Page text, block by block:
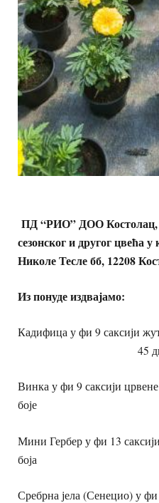
ПД “РИО” ДОО Костолац,
сезонског и другог цвећа
Николе Тесле бб, 12208
Из понуде издвајамо:
Кадифица у фи 9 саксији
45
Винка у фи 9 саксији
боје
Мини Гербер у фи 13
боја
Сребрна јела (Сенецио) у